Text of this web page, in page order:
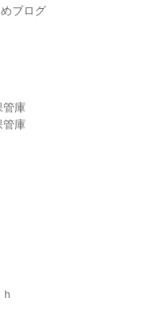
ブログ
管庫
管庫